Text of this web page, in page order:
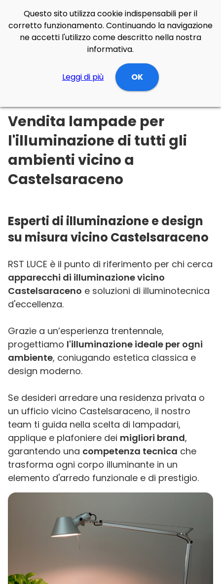
Illuminazione Online Basilicata
Potenza
Vendita lampade per
l'illuminazione di tutti gli
ambienti vicino a
Castelsaraceno
Esperti di illuminazione e design
su misura vicino Castelsaraceno
RST LUCE è il punto di riferimento per chi cerca
apparecchi di illuminazione vicino
Castelsaraceno e soluzioni di illuminotecnica
d'eccellenza.
Grazie a un’esperienza trentennale,
progettiamo l'illuminazione ideale per ogni
ambiente, coniugando estetica classica e
design moderno.
Se desideri arredare una residenza privata o
un ufficio vicino Castelsaraceno, il nostro
team ti guida nella scelta di lampadari,
applique e plafoniere dei migliori brand,
garantendo una competenza tecnica che
trasforma ogni corpo illuminante in un
elemento d'arredo funzionale e di prestigio.
Questo sito utilizza cookie indispensabili per il
corretto funzionamento. Continuando la navigazione
ne accetti l'utilizzo come descritto nella nostra
informativa.
Leggi di più OK